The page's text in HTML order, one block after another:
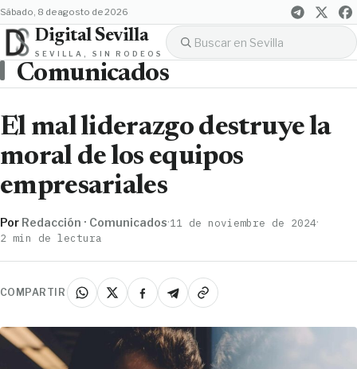
sábado, 8 de agosto de 2026
Digital Sevilla
SEVILLA, SIN RODEOS
Comunicados
El mal liderazgo destruye la
moral de los equipos
empresariales
Por Redacción · Comunicados·11 de noviembre de 2024·
2 min de lectura
COMPARTIR